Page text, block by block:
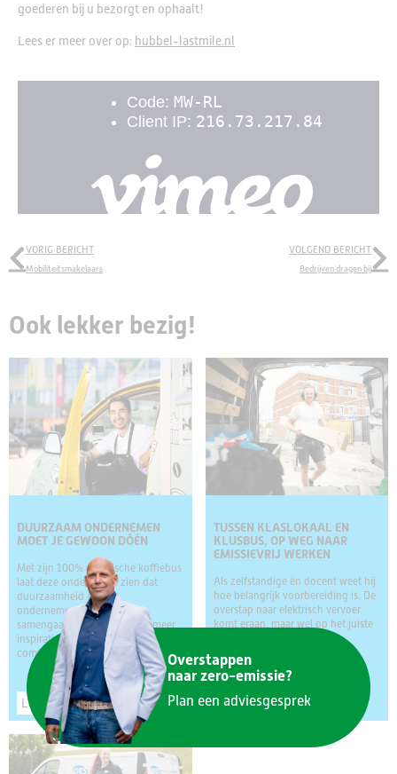
goederen bij u bezorgt en ophaalt!
Lees er meer over op: hubbel-lastmile.nl
VORIG BERICHT
Mobiliteitsmakelaars
VOLGEND BERICHT
Bedrijven dragen bij
Ook lekker bezig!
DUURZAAM ONDERNEMEN
MOET JE GEWOON DÓÉN
Met zijn 100% elektrische koffiebus
laat deze ondernemer zien dat
duurzaamheid en
ondernemerschap prima
samengaan. Minder uitstoot, meer
inspiratie en de elektrische bus rijdt
comfortabel:
LEES MEER
TUSSEN KLASLOKAAL EN
KLUSBUS, OP WEG NAAR
EMISSIEVRIJ WERKEN
Als zelfstandige én docent weet hij
hoe belangrijk voorbereiding is. De
overstap naar elektrisch vervoer
komt eraan, maar wel op het juiste
LEES MEER
Overstappen
naar zero-emissie?
Plan een adviesgesprek